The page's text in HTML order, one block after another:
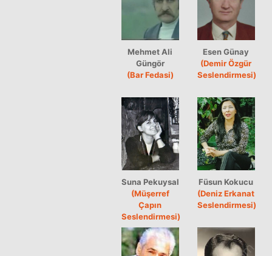
Mehmet Ali
Güngör
(Bar Fedasi)
Esen Günay
(Demir Özgür
Seslendirmesi)
Suna Pekuysal
(Müşerref
Çapın
Seslendirmesi)
Füsun Kokucu
(Deniz Erkanat
Seslendirmesi)